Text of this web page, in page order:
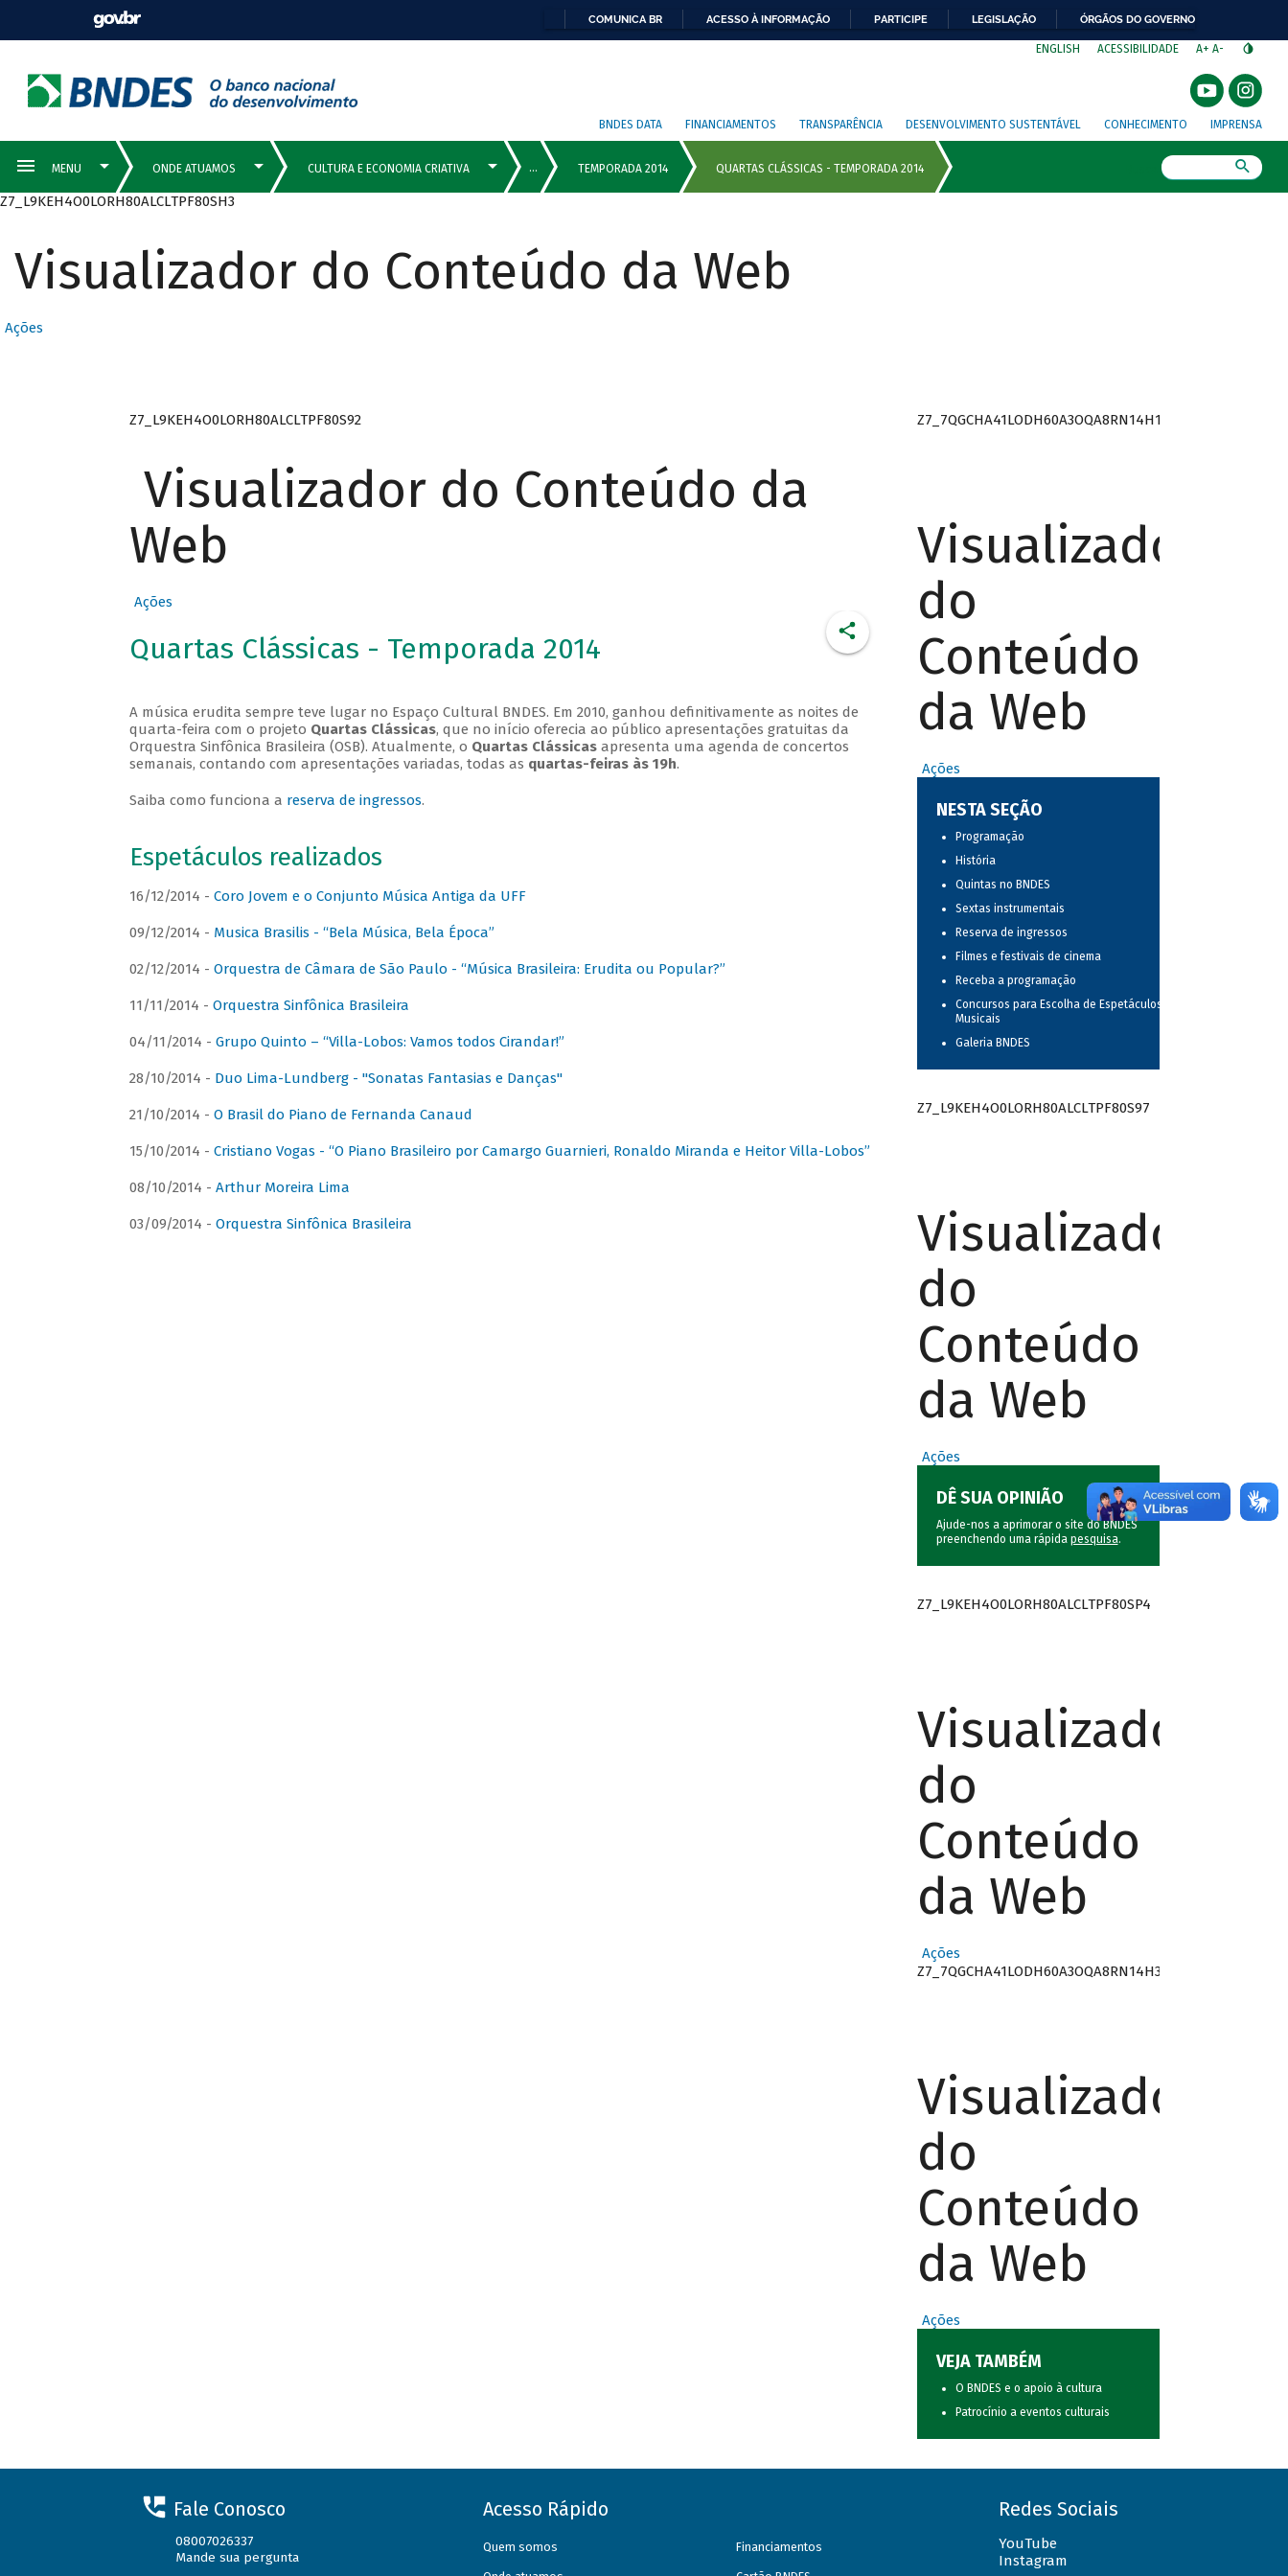
COMUNICA BR ACESSO À INFORMAÇÃO PARTICIPE LEGISLAÇÃO ÓRGÃOS DO GOVERNO
ENGLISH ACESSIBILIDADE A+ A-
BNDES DATA FINANCIAMENTOS TRANSPARÊNCIA DESENVOLVIMENTO SUSTENTÁVEL CONHECIMENTO IMPRENSA
Z7_L9KEH4O0LORH80ALCLTPF80SH3
Visualizador do Conteúdo da Web
Ações
Z7_L9KEH4O0LORH80ALCLTPF80S92
Visualizador do Conteúdo da
Web
Ações
Quartas Clássicas - Temporada 2014
A música erudita sempre teve lugar no Espaço Cultural BNDES. Em 2010, ganhou definitivamente as noites de
quarta-feira com o projeto Quartas Clássicas, que no início oferecia ao público apresentações gratuitas da
Orquestra Sinfônica Brasileira (OSB). Atualmente, o Quartas Clássicasapresenta uma agenda de concertos
semanais, contando com apresentações variadas, todas as quartas-feiras às 19h.
Saiba como funciona a reserva de ingressos.
Espetáculos realizados
16/12/2014 - Coro Jovem e o Conjunto Música Antiga da UFF
09/12/2014 - Musica Brasilis - “Bela Música, Bela Época”
02/12/2014 - Orquestra de Câmara de São Paulo - “Música Brasileira: Erudita ou Popular?”
11/11/2014 - Orquestra Sinfônica Brasileira
04/11/2014 - Grupo Quinto – “Villa-Lobos: Vamos todos Cirandar!”
28/10/2014 - Duo Lima-Lundberg - "Sonatas Fantasias e Danças"
21/10/2014 - O Brasil do Piano de Fernanda Canaud
15/10/2014 - Cristiano Vogas - “O Piano Brasileiro por Camargo Guarnieri, Ronaldo Miranda e Heitor Villa-Lobos”
08/10/2014 - Arthur Moreira Lima
03/09/2014 - Orquestra Sinfônica Brasileira
Z7_7QGCHA41LODH60A3OQA8RN14H1
Visualizador
do
Conteúdo
da Web
Ações
NESTA SEÇÃO
Programação
História
Quintas no BNDES
Sextas instrumentais
Reserva de ingressos
Filmes e festivais de cinema
Receba a programação
Concursos para Escolha de Espetáculos
Musicais
Galeria BNDES
Z7_L9KEH4O0LORH80ALCLTPF80S97
Visualizador
do
Conteúdo
da Web
Ações
DÊ SUA OPINIÃO
Ajude-nos a aprimorar o site do BNDES
preenchendo uma rápida pesquisa.
Z7_L9KEH4O0LORH80ALCLTPF80SP4
Visualizador
do
Conteúdo
da Web
Ações
Z7_7QGCHA41LODH60A3OQA8RN14H3
Visualizador
do
Conteúdo
da Web
Ações
VEJA TAMBÉM
O BNDES e o apoio à cultura
Patrocínio a eventos culturais
Fale Conosco
08007026337
Mande sua pergunta
Acesso Rápido
Quem somos Financiamentos
Redes Sociais
YouTube
Instagram